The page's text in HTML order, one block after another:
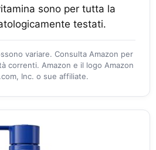
sono per tutta la
testati.
variare. Consulta Amazon per
correnti. Amazon e il logo Amazon
Inc. o sue affiliate.